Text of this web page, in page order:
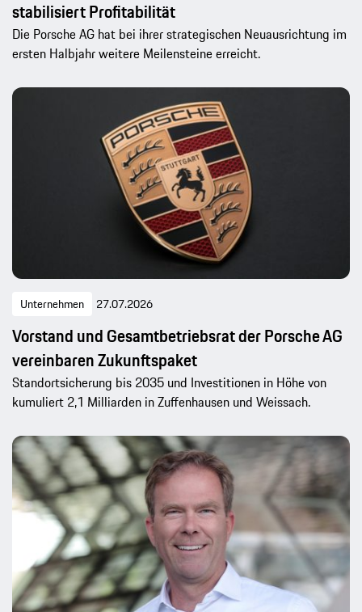
stabilisiert Profitabilität
Die Porsche AG hat bei ihrer strategischen Neuausrichtung im
ersten Halbjahr weitere Meilensteine erreicht.
Unternehmen 27.07.2026
Vorstand und Gesamtbetriebsrat der Porsche AG
vereinbaren Zukunftspaket
Standortsicherung bis 2035 und Investitionen in Höhe von
kumuliert 2,1 Milliarden in Zuffenhausen und Weissach.